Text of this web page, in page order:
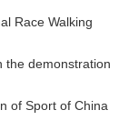
Race Walking
the demonstration
of Sport of China